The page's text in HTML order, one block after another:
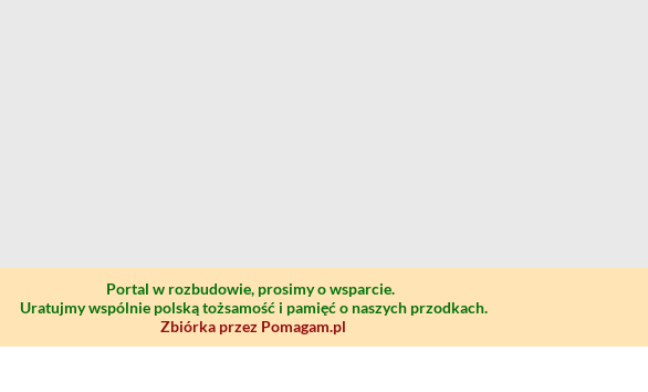
Portal w rozbudowie, prosimy o wsparcie.
Uratujmy wspólnie polską tożsamość i pamięć o naszych przodkach.
Zbiórka przez Pomagam.pl